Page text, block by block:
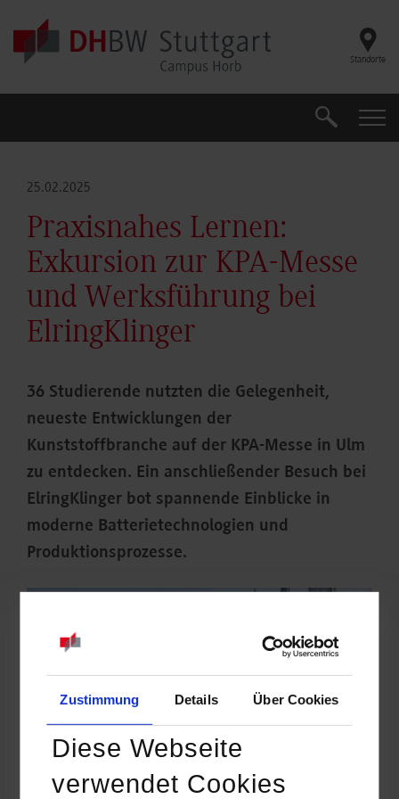
Zustimmung Details Über Cookies
Diese Webseite
verwendet Cookies
Skip to main content
Standorte
Suche
25.02.2025
Praxisnahes Lernen:
Exkursion zur KPA-Messe
und Werksführung bei
ElringKlinger
36 Studierende nutzten die Gelegenheit,
neueste Entwicklungen der
Kunststoffbranche auf der KPA-Messe in Ulm
zu entdecken. Ein anschließender Besuch bei
ElringKlinger bot spannende Einblicke in
moderne Batterietechnologien und
Produktionsprozesse.